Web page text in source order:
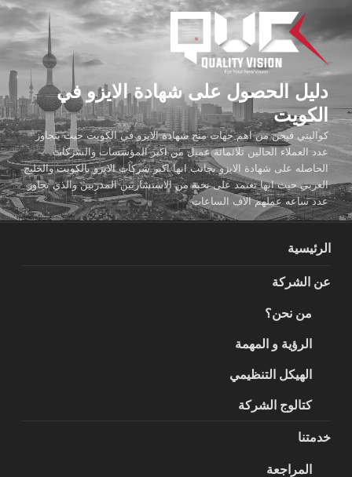
المحتوى
دليل الحصول على شهادة الايزو في
الكويت
كواليتي فيجن من اهم جهات منح شهادة الايزو في الكويت حيث يتجاوز
عدد العملاء الحالين ثلاثمائة عميل من اكبر المؤسسات والشركات
الحاصله على شهادة الايزو بجانب انها اكبر شركات الايزو بالكويت والخليج
العربي حيث انها تعتمد على نخبة من الاستشاريين المدربين والذي تجاوز
عدد ساعه عملهم الاف الساعات
الرئيسية
عن الشركة
من نحن؟
الرؤية و المهمة
الهيكل التنظيمي
كتالوج الشركة
خدمتنا
المراجعة